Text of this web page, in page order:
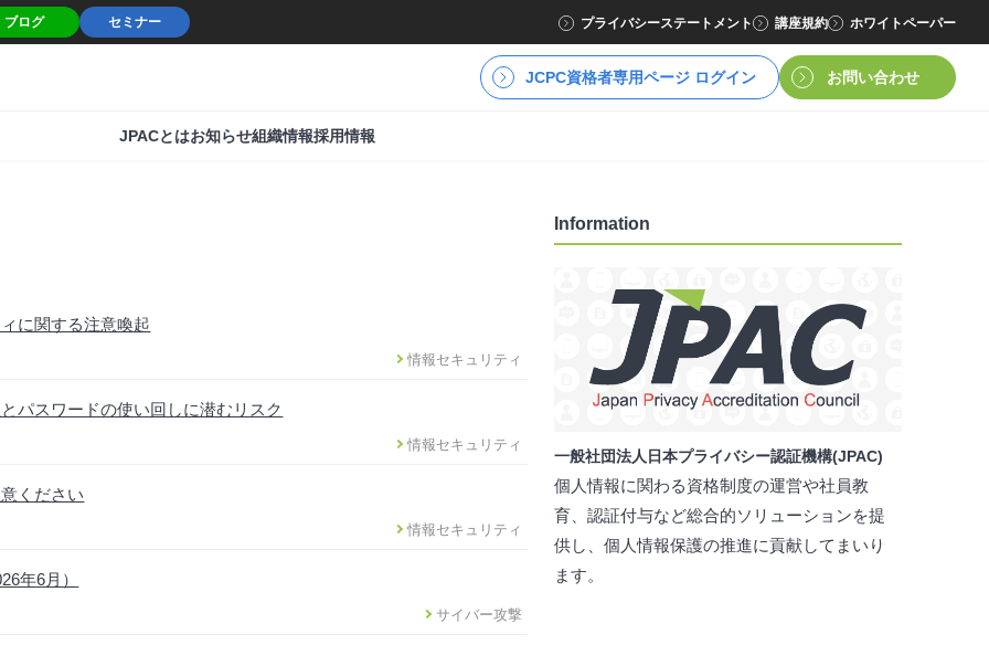
ブログ セミナー プライバシーステートメント 講座規約 ホワイトペーパー
JCPC資格者専用ページ ログイン お問い合わせ
JPACとはお知らせ組織情報採用情報
に関する注意喚起
情報セキュリティ
パスワードの使い回しに潜むリスク
情報セキュリティ
ください
情報セキュリティ
年6月）
サイバー攻撃
Information
一般社団法人日本プライバシー認証機構(JPAC)
個人情報に関わる資格制度の運営や社員教
育、認証付与など総合的ソリューションを提
供し、個人情報保護の推進に貢献してまいり
ます。